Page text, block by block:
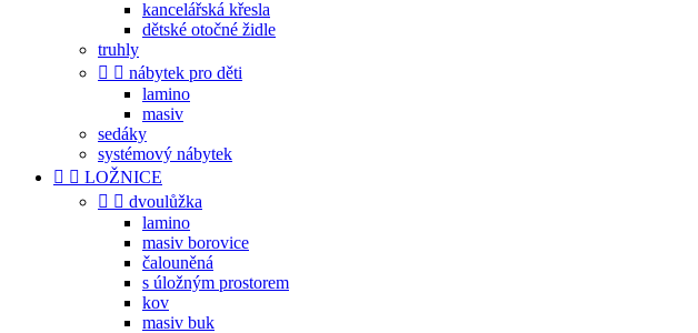
kancelářská křesla
dětské otočné židle
truhly
  nábytek pro děti
lamino
masiv
sedáky
systémový nábytek
  LOŽNICE
  dvoulůžka
lamino
masiv borovice
čalouněná
s úložným prostorem
kov
masiv buk